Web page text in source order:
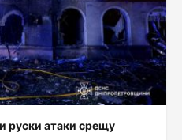
руски атаки срещу